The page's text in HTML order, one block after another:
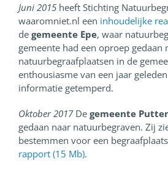
Juni 2015 heeft Stichting
waaromniet.nl een inhoudelijke
de gemeente Epe, waar
gemeente had een oproep gedaan
natuurbegraafplaatsen in de
enthousiasme van een jaar
informatie getemperd.
Oktober 2017De gemeente
gedaan naar natuurbegraven. Zij
bestemmen voor een
rapport (15 Mb).